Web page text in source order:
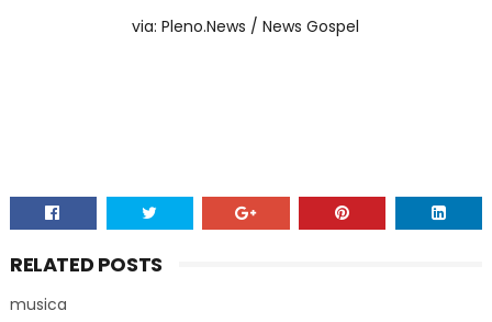
via: Pleno.News / News Gospel
RELATED POSTS
musica